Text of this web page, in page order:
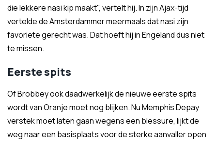
die lekkere nasi kip maakt", vertelt hij. In zijn Ajax-tijd
vertelde de Amsterdammer meermaals dat nasi zijn
favoriete gerecht was. Dat hoeft hij in Engeland dus niet
te missen.
Eerste spits
Of Brobbey ook daadwerkelijk de nieuwe eerste spits
wordt van Oranje moet nog blijken. Nu Memphis Depay
verstek moet laten gaan wegens een blessure, lijkt de
weg naar een basisplaats voor de sterke aanvaller open